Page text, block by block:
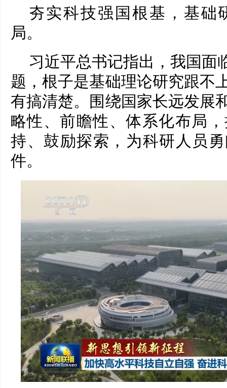
夯实科技强国根基，基础
局。
习近平总书记指出，我国面
题，根子是基础理论研究跟不
有搞清楚。围绕国家长远发展
略性、前瞻性、体系化布局
持、鼓励探索，为科研人员
件。